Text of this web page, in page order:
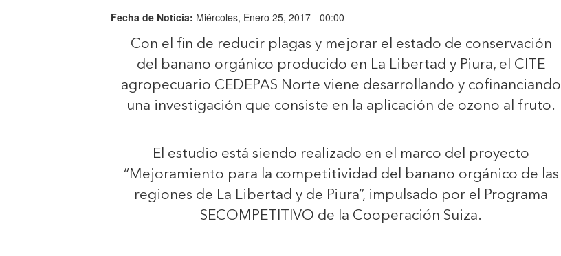
Fecha de Noticia: Miércoles, Enero 25, 2017 - 00:00
Con el fin de reducir plagas y mejorar el estado de conservación
del banano orgánico producido en La Libertad y Piura, el CITE
agropecuario CEDEPAS Norte viene desarrollando y cofinanciando
una investigación que consiste en la aplicación de ozono al fruto.
El estudio está siendo realizado en el marco del proyecto
“Mejoramiento para la competitividad del banano orgánico de las
regiones de La Libertad y de Piura”, impulsado por el Programa
SECOMPETITIVO de la Cooperación Suiza.